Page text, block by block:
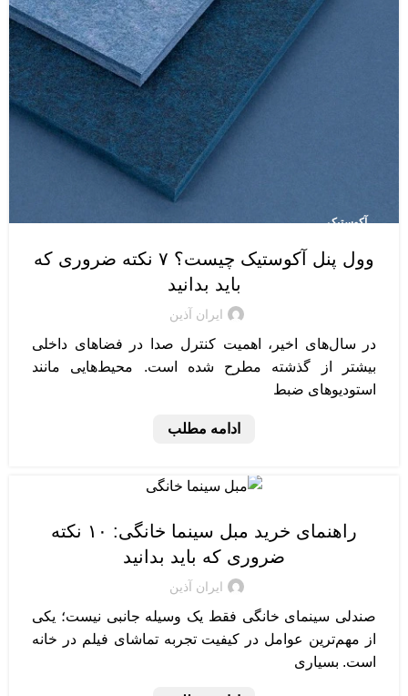
آکوستیک
وول پنل آکوستیک چیست؟ ۷ نکته ضروری که
باید بدانید
ایران آذین
در سال‌های اخیر، اهمیت کنترل صدا در فضاهای داخلی
بیشتر از گذشته مطرح شده است. محیط‌هایی مانند
استودیوهای ضبط
ادامه مطلب
راهنمای خرید مبل سینما خانگی: ۱۰ نکته
ضروری که باید بدانید
ایران آذین
صندلی سینمای خانگی فقط یک وسیله جانبی نیست؛ یکی
از مهم‌ترین عوامل در کیفیت تجربه تماشای فیلم در خانه
است. بسیاری